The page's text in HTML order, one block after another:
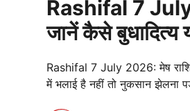
Rashifal 7 July
जानें कैसे बुधादित्य
Rashifal 7 July 2026: मेष
में भलाई है नहीं तो नुकसान झेलना